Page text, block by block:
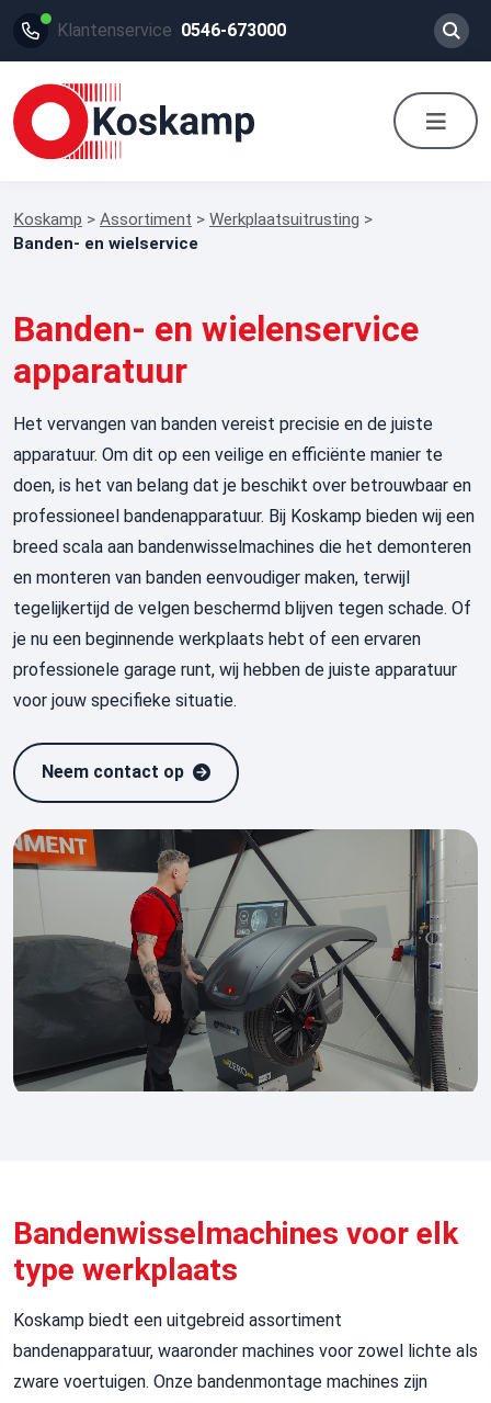
Klantenservice 0546-673000
Koskamp > Assortiment > Werkplaatsuitrusting >
Banden- en wielservice
Banden- en wielenservice
apparatuur
Het vervangen van banden vereist precisie en de juiste
apparatuur. Om dit op een veilige en efficiënte manier te
doen, is het van belang dat je beschikt over betrouwbaar en
professioneel bandenapparatuur. Bij Koskamp bieden wij een
breed scala aan bandenwisselmachines die het demonteren
en monteren van banden eenvoudiger maken, terwijl
tegelijkertijd de velgen beschermd blijven tegen schade. Of
je nu een beginnende werkplaats hebt of een ervaren
professionele garage runt, wij hebben de juiste apparatuur
voor jouw specifieke situatie.
Neem contact op
Bandenwisselmachines voor elk
type werkplaats
Koskamp biedt een uitgebreid assortiment
bandenapparatuur, waaronder machines voor zowel lichte als
zware voertuigen. Onze bandenmontage machines zijn